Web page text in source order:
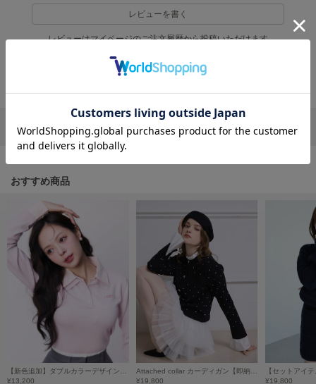
ファーファー
gelato pique
GELATO PIQUE CAT&DOG
ジェラート ピケ キャットアンドドッグ
gelato pique Sleep
ジェラート ピケ スリープ
GRAMICCI
グラミチ
Henon.
へノン
HUNTER
ハンター
HOKA ONEONE
ホカ オネオネ
レビューを書く
レビューはマイページのご注文履歴から投稿いただけます
返品・キャンセルについて
リポストする LINEで送る
おすすめ商品
¥13,200
¥19,800
¥19,800